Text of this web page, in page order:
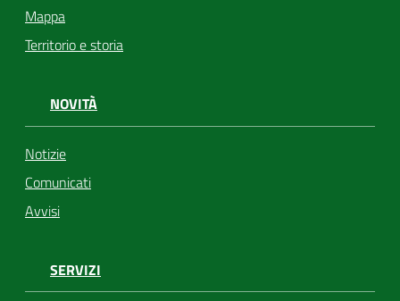
Mappa
Territorio e storia
NOVITÀ
Notizie
Comunicati
Avvisi
SERVIZI